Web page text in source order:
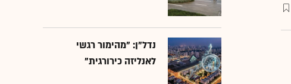
נדל"ן: "מהימור רגשי
לאנליזה כירורגית"